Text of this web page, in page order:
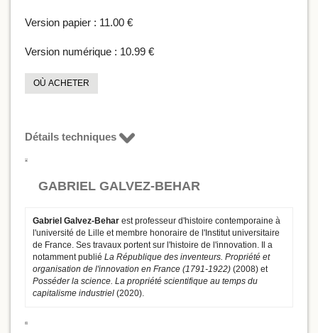
Version papier : 11.00 €
Version numérique : 10.99 €
OÙ ACHETER
Détails techniques
GABRIEL GALVEZ-BEHAR
Gabriel Galvez-Behar est professeur d'histoire contemporaine à
l'université de Lille et membre honoraire de l'Institut universitaire
de France. Ses travaux portent sur l'histoire de l'innovation. Il a
notamment publié La République des inventeurs. Propriété et
organisation de l'innovation en France (1791-1922) (2008) et
Posséder la science. La propriété scientifique au temps du
capitalisme industriel (2020).